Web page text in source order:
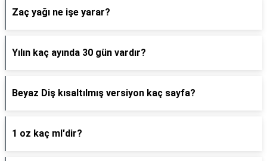
Zaç yağı ne işe yarar?
Yılın kaç ayında 30 gün vardır?
Beyaz Diş kısaltılmış versiyon kaç sayfa?
1 oz kaç ml'dir?